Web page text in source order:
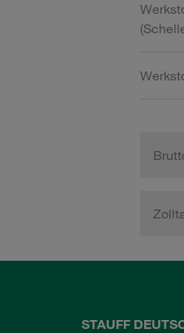
STAUFF